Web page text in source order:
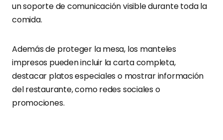
un soporte de comunicación visible durante toda la
comida.
Además de proteger la mesa, los manteles
impresos pueden incluir la carta completa,
destacar platos especiales o mostrar información
del restaurante, como redes sociales o
promociones.